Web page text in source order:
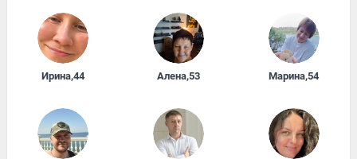
Ирина,44 Алена,53 Марина,54